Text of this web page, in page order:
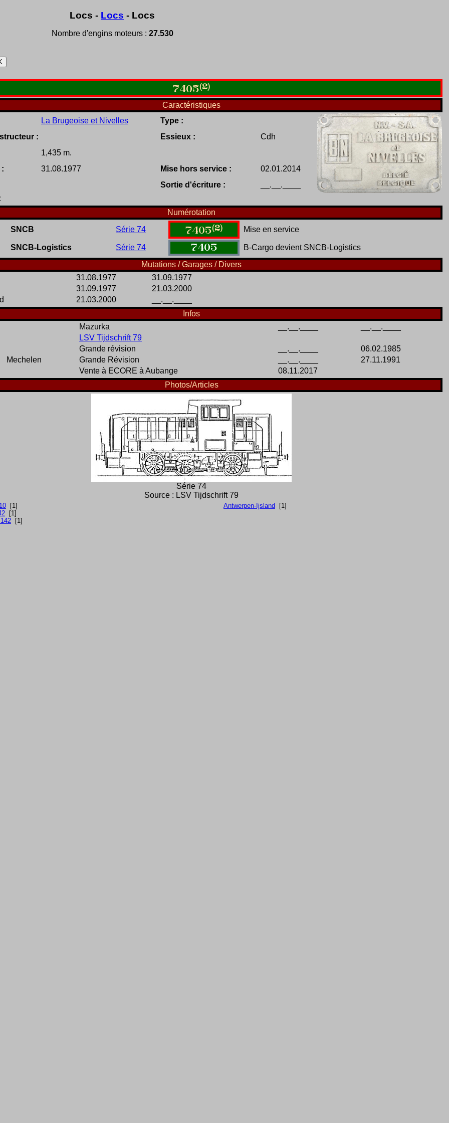
Locs - Locs - Locs
Nombre d'engins moteurs : 27.530
7405(2)
Caractéristiques
La Brugeoise et Nivelles
Type :
:
Essieux :
Cdh
1,435 m.
31.08.1977 Mise hors service :
02.01.2014
Sortie d'écriture :
__.__.____
Numérotation
SNCB Série 74 7405(2) Mise en service
SNCB-Logistics Série 74 7405
B-Cargo devient SNCB-Logistics
Mutations / Garages / Divers
31.08.1977
31.09.1977
31.09.1977
21.03.2000
21.03.2000
__.__.____
Infos
Mazurka __.__.____
__.__.____
LSV Tijdschrift 79
Grande révision __.__.____
06.02.1985
Mechelen Grande Révision __.__.____
27.11.1991
Vente à ECORE à Aubange
08.11.2017
Photos/Articles
Série 74
Source : LSV Tijdschrift 79
[1]
[1]
[1]
Antwerpen-Ijsland [1]